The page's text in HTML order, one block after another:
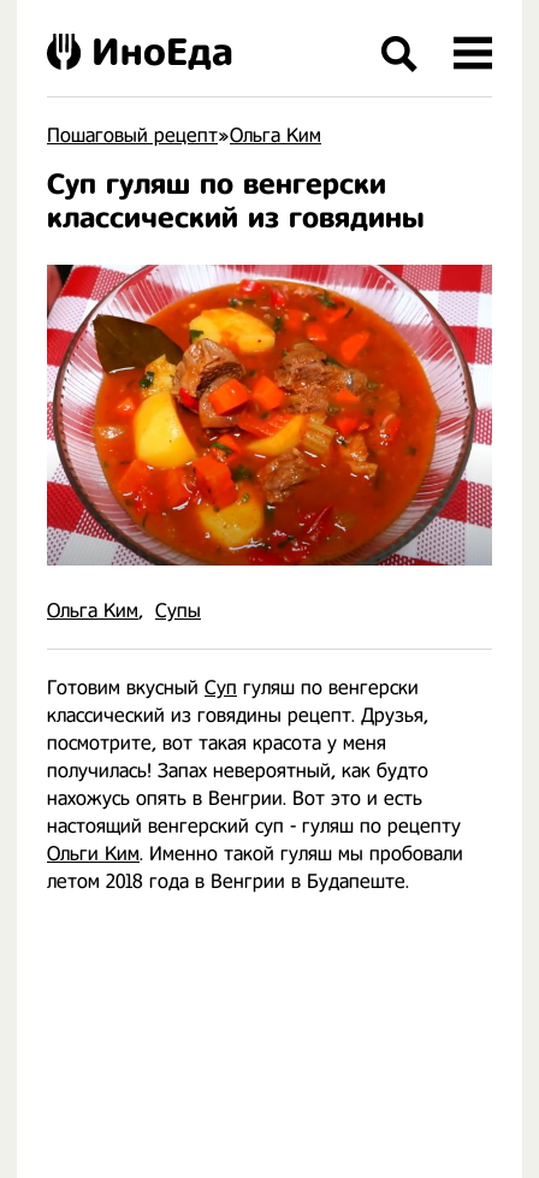
Пошаговый рецепт»Ольга Ким
Суп гуляш по венгерски
классический из говядины
Ольга Ким Супы
Готовим вкусный Суп гуляш по венгерски
классический из говядины рецепт. Друзья,
посмотрите, вот такая красота у меня
получилась! Запах невероятный, как будто
нахожусь опять в Венгрии. Вот это и есть
настоящий венгерский суп - гуляш по рецепту
Ольги Ким. Именно такой гуляш мы пробовали
летом 2018 года в Венгрии в Будапеште.
ИноЕда